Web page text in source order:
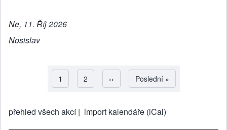
Ne, 11. Říj 2026
Nosislav
Pagination
Aktuální stránka
1 Strana
2 Následující stránka
›› Poslední stránka
Poslední »
přehled všech akcí | import kalendáře (iCal)